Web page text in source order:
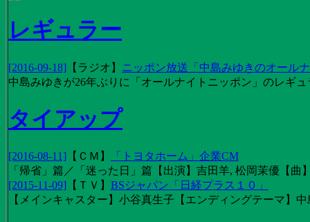
レギュラー
[2016-09-18] 【 ラジオ 】 ニッポン放送「中島みゆきのオール
中島みゆきが26年ぶりに「オールナイトニッポン」のレギ
タイアップ
[2016-08-11] 【 ＣＭ 】
「トヨタホーム」企業CM
「帰省」篇／「迷った日」篇【出演】吉田羊, 松岡茉優【
[2015-11-09] 【 ＴＶ 】 BSジャパン「日経プラス１０」
【メインキャスター】小谷真生子【エンディングテーマ】